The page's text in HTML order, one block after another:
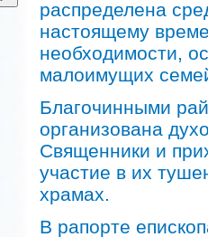
распределена
настоящему
необходимости,
малоимущих
Благочинными
организована
Священники и
участие в их
храмах.
В рапорте